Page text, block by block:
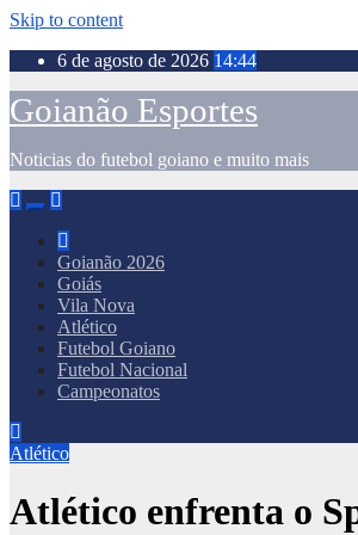
Skip to content
6 de agosto de 2026 14:44
Goianão Esportes
Noticias do futebol goiano e muito mais
Goianão 2026
Goiás
Vila Nova
Atlético
Futebol Goiano
Futebol Nacional
Campeonatos
Atlético
Atlético enfrenta o